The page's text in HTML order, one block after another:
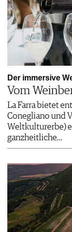
Der immersive
Vom
La Farra bietet
Conegliano und
Weltkulturerbe)
ganzheitliche…